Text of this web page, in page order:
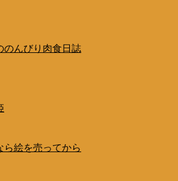
のんびり肉食日誌
ら絵を売ってから